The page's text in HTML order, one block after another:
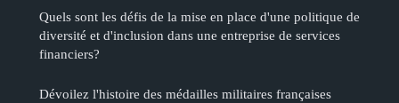
Quels sont les défis de la mise en place d'une politique de
diversité et d'inclusion dans une entreprise de services
financiers?
Dévoilez l'histoire des médailles militaires françaises